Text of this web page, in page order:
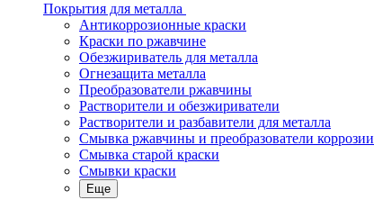
Покрытия для металла
Антикоррозионные краски
Краски по ржавчине
Обезжириватель для металла
Огнезащита металла
Преобразователи ржавчины
Растворители и обезжириватели
Растворители и разбавители для металла
Смывка ржавчины и преобразователи коррозии
Смывка старой краски
Смывки краски
Еще